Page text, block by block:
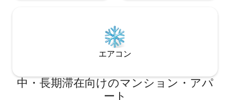
エアコン
中・長期滞在向けのマンション・アパ
ート